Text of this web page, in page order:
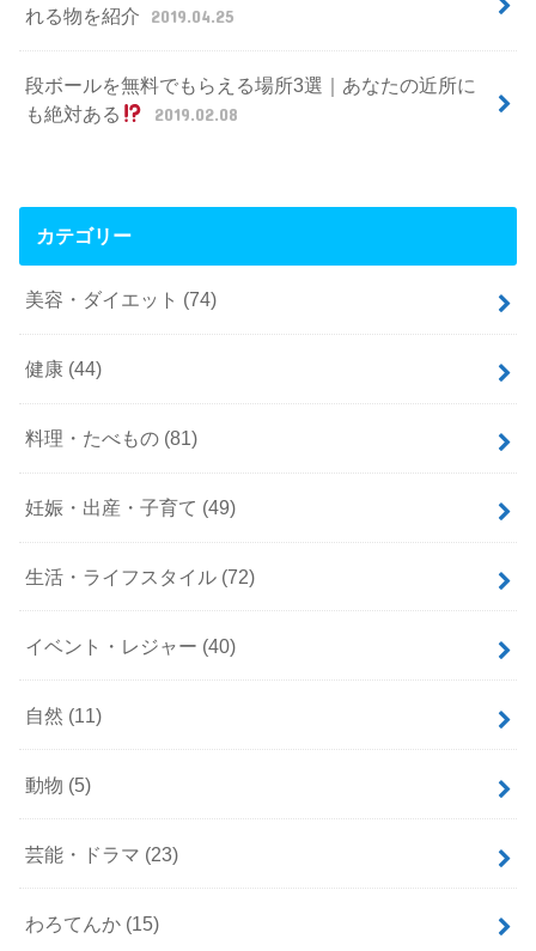
れる物を紹介
2019.04.25
段ボールを無料でもらえる場所3選｜あなたの近所に
も絶対ある
2019.02.08
カテゴリー
美容・ダイエット (74)
健康 (44)
料理・たべもの (81)
妊娠・出産・子育て (49)
生活・ライフスタイル (72)
イベント・レジャー (40)
自然 (11)
動物 (5)
芸能・ドラマ (23)
わろてんか (15)